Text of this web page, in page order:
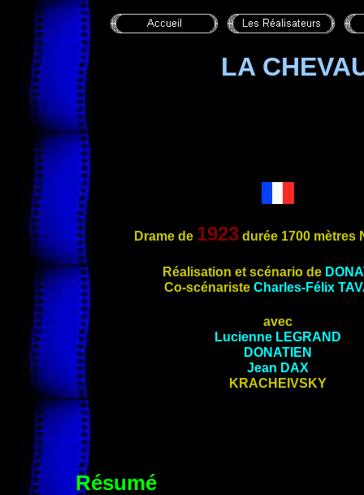
LA
Drame de 1923 durée 1700 mètres
Réalisation et scénario de
Co-scénariste Charles-Félix
avec
Lucienne LEGRAND
DONATIEN
Jean DAX
KRACHEIVSKY
Résumé